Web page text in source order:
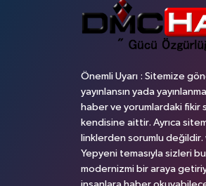
Önemli Uyarı : Sitemize
yayınlansın yada
haber ve yorumlardaki fikir
kendisine aittir. Ayrıca
linklerden sorumlu
Yepyeni temasıyla sizleri
modernizmi bir araya